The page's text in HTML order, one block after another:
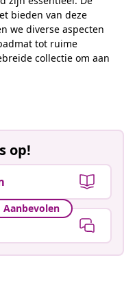
Aanbevolen
voor weinig